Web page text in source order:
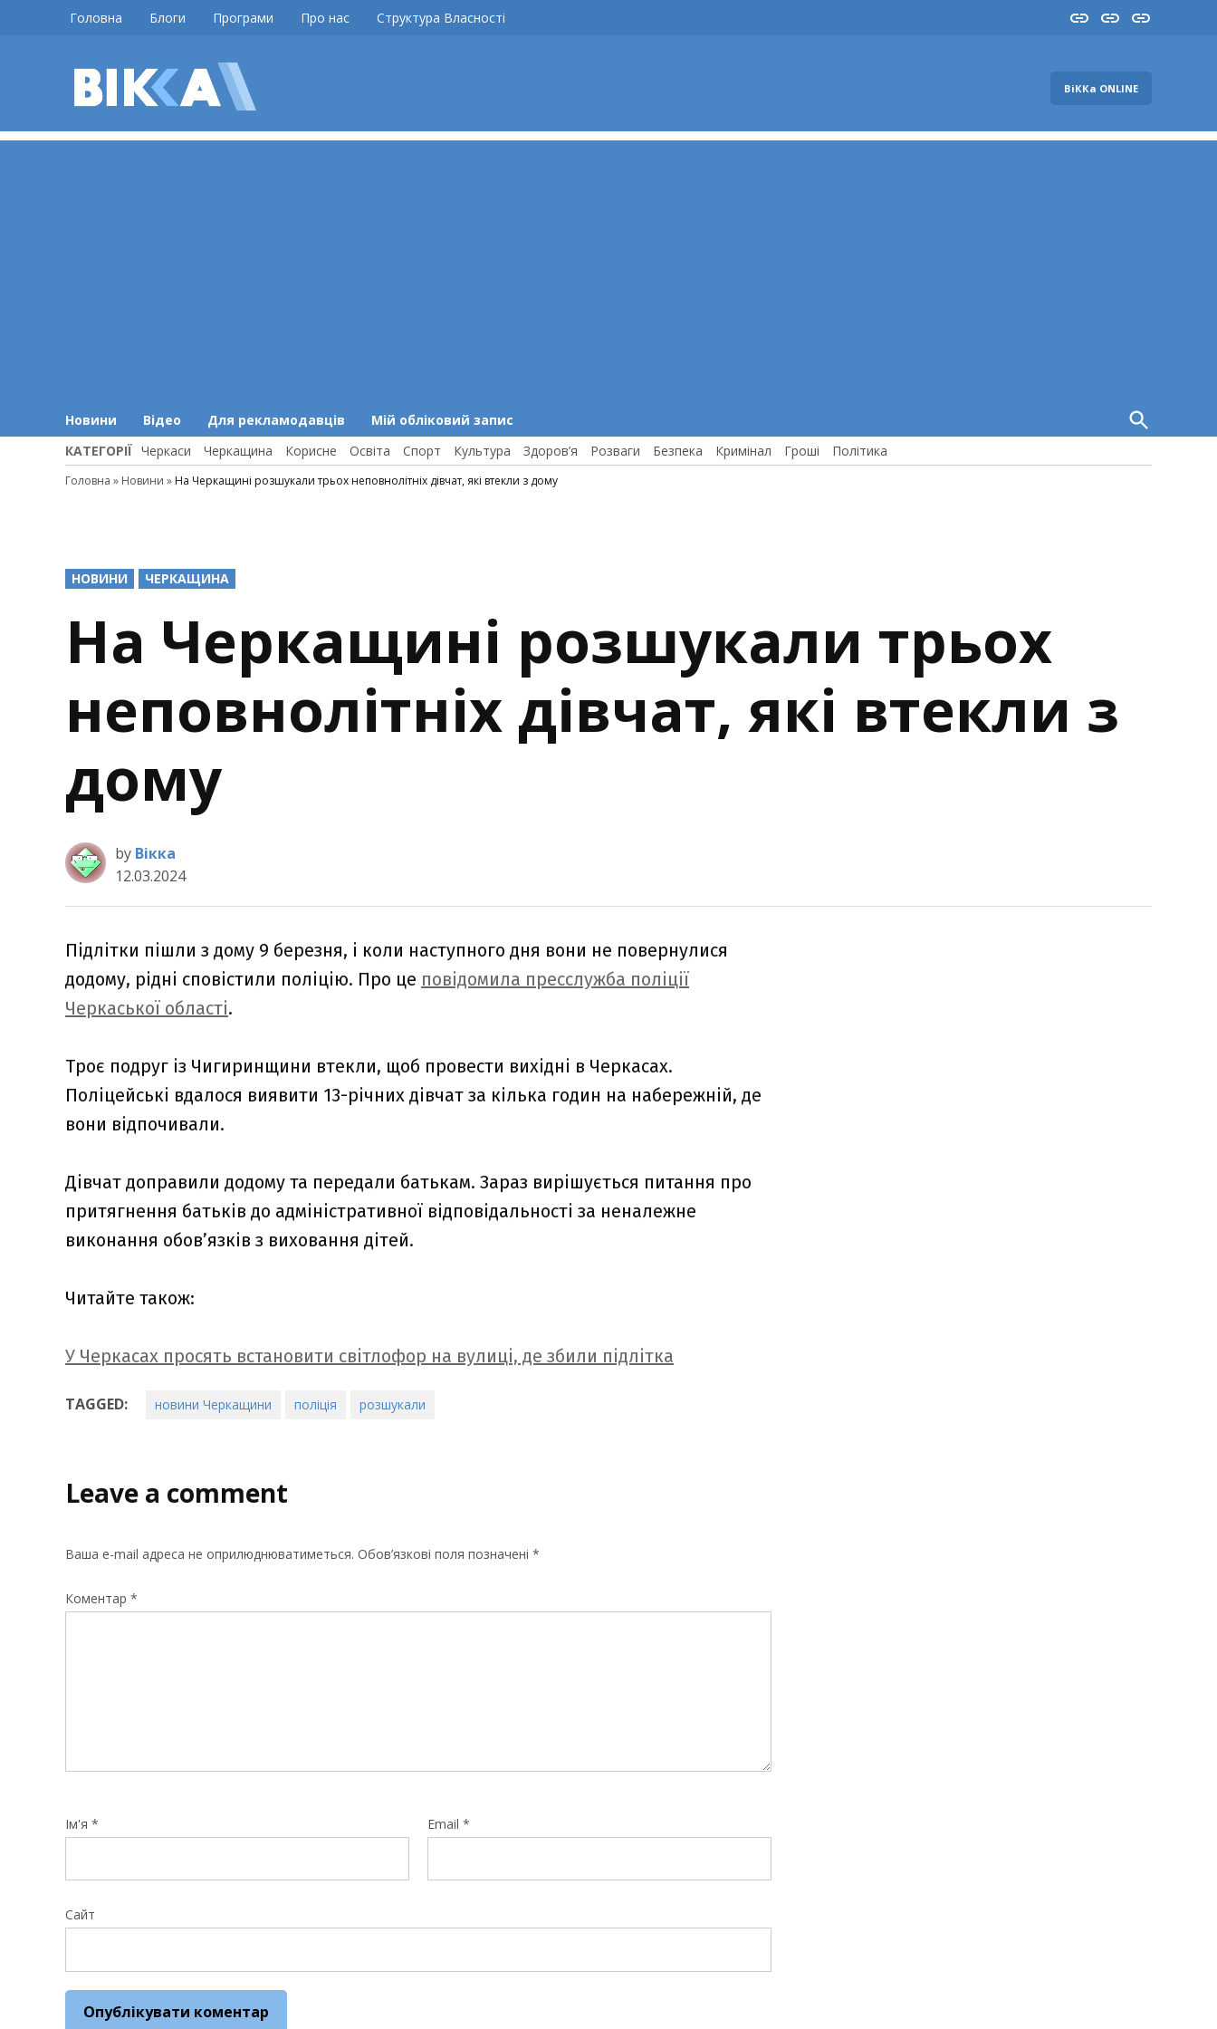
Головна Блоги Програми Про нас Структура Власності InstaYouTube
FB
ВіККа ONLINE
Новини Відео Для рекламодавців Мій обліковий запис
Open
Search
КАТЕГОРІЇ Черкаси Черкащина Корисне Освіта Спорт Культура Здоров’я Розваги Безпека Кримінал Гроші Політика
Головна » Новини » На Черкащині розшукали трьох неповнолітніх дівчат, які втекли з дому
POSTED
IN
НОВИНИ ЧЕРКАЩИНА
На Черкащині розшукали трьох
неповнолітніх дівчат, які втекли з
дому
by Вікка
12.03.2024
Підлітки пішли з дому 9 березня, і коли наступного дня вони не повернулися
додому, рідні сповістили поліцію. Про це повідомила пресслужба поліції
Черкаської області.
Троє подруг із Чигиринщини втекли, щоб провести вихідні в Черкасах.
Поліцейські вдалося виявити 13-річних дівчат за кілька годин на набережній, де
вони відпочивали.
Дівчат доправили додому та передали батькам. Зараз вирішується питання про
притягнення батьків до адміністративної відповідальності за неналежне
виконання обов’язків з виховання дітей.
Читайте також:
У Черкасах просять встановити світлофор на вулиці, де збили підлітка
TAGGED: новини Черкащини поліція розшукали
Leave a comment
Ваша e-mail адреса не оприлюднюватиметься. Обов’язкові поля позначені *
Коментар *
Ім'я * Email *
Сайт